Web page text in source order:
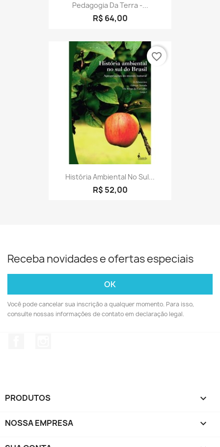
Pedagogia Da Terra -...
R$ 64,00
História Ambiental No Sul...
R$ 52,00
favorite_border
Receba novidades e ofertas especiais
Você pode cancelar sua inscrição a qualquer momento. Para isso,
consulte nossas informações de contato em declaração legal.
PRODUTOS 
NOSSA EMPRESA 